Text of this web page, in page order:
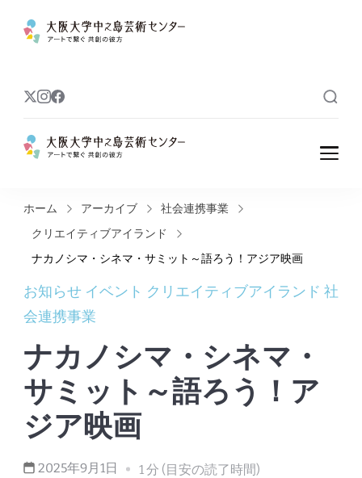
芸術センター
大阪大学中之島
芸術センター
アートで繋ぐ 共創の彼方
ホーム アーカイブ
社会連携事業
クリエイティブアイランド
ナカノシマ・シネマ・サミット～語ろう！アジア映画
お知らせ イベント クリエイティブアイランド 社
会連携事業
ナカノシマ・シネマ・
サミット～語ろう！ア
ジア映画
2025年9月1日 1 分 (目安の読了時間)